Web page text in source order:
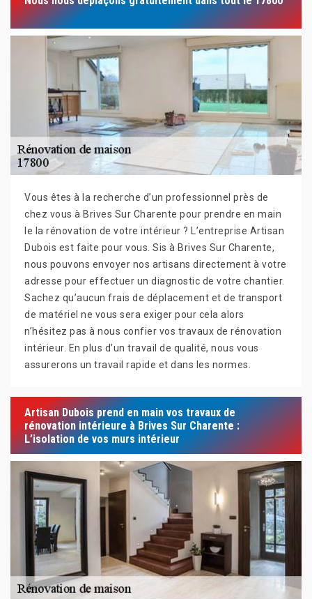
Vous êtes à la recherche d’un professionnel près de
chez vous à Brives Sur Charente pour prendre en main
le la rénovation de votre intérieur ? L’entreprise Artisan
Dubois est faite pour vous. Sis à Brives Sur Charente,
nous pouvons envoyer nos artisans directement à votre
adresse pour effectuer un diagnostic de votre chantier.
Sachez qu’aucun frais de déplacement et de transport
de matériel ne vous sera exiger pour cela alors
n’hésitez pas à nous confier vos travaux de rénovation
intérieur. En plus d’un travail de qualité, nous vous
assurerons un travail rapide et dans les normes.
Artisan Dubois prend en main vos travaux de
rénovation intérieure à Brives Sur Charente :
L’isolation de vos murs intérieur